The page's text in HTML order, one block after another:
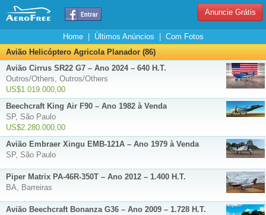
Anuncie Grátis
Home| Últimos Anúncios
Com Fotos
Avião Helicóptero Agricola Planador (86)
Avião Cirrus SR22 G7 – Ano 2024 – 640 H.T.
Outros/Others, Outros/Others
US$1.019.000,00
Beechcraft King Air F90 – Ano 1982 à Venda
SP, São Paulo
US$2.280.000,00
Avião Embraer Xingu EMB-121A – Ano 1979 à Venda
SP, São Paulo
Piper Matrix PA-46R-350T – Ano 2012 – 1.400 H.T.
BA, Barreiras
Avião Beechcraft Bonanza G36 – Ano 2009 – 1.728 H.T.